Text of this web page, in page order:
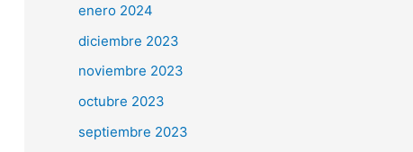
enero 2024
diciembre 2023
noviembre 2023
octubre 2023
septiembre 2023